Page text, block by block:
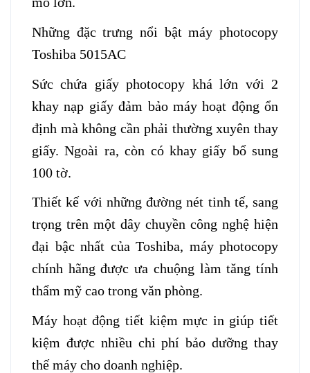
Những đặc trưng nổi bậtmáy photocopy
Toshiba 5015AC
Sức chứa giấy photocopy khá lớn với 2
khay nạp giấy đảm bảo máy hoạt động ổn
định mà không cần phải thường xuyên thay
giấy. Ngoài ra, còn có khay giấy bổ sung
100 tờ.
Thiết kế với những đường nét tinh tế, sang
trọng trên một dây chuyền công nghệ hiện
đại bậc nhất của Toshiba, máy photocopy
chính hãng được ưa chuộng làm tăng tính
thẩm mỹ cao trong văn phòng.
Máy hoạt động tiết kiệm mực in giúp tiết
kiệm được nhiều chi phí bảo dưỡng thay
thế máy cho doanh nghiệp.